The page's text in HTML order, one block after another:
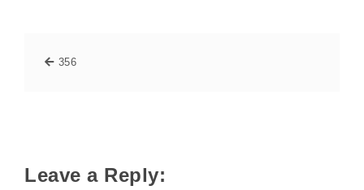
356
Leave a Reply: